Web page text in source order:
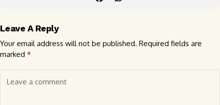
Leave A Reply
Your email address will not be published. Required fields are
marked *